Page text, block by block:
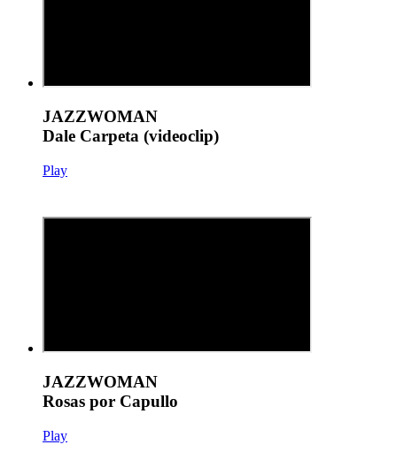
JAZZWOMAN
Dale Carpeta (videoclip)
Play
JAZZWOMAN
Rosas por Capullo
Play